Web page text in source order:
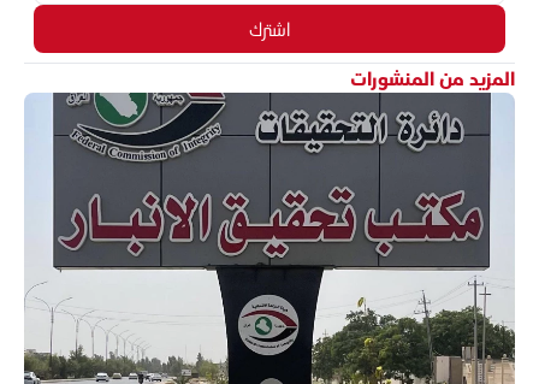
اشترك
المزيد من المنشورات